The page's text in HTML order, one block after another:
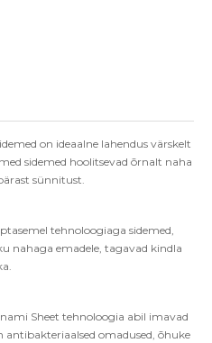
on ideaalne lahendus värskelt
sidemed hoolitsevad õrnalt naha
sünnitust.
tehnoloogiaga sidemed,
nahaga emadele, tagavad kindla
Sheet tehnoloogia abil imavad
antibakteriaalsed omadused, õhuke